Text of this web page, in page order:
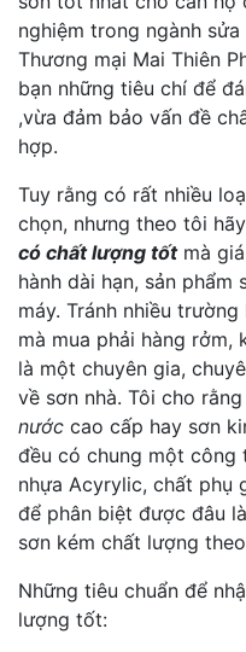
nghiệm trong ngành
Thương mại Mai Thiên
bạn những tiêu chí để
,vừa đảm bảo vấn đề
hợp.
Tuy rằng có rất nhiều
chọn, nhưng theo tôi
có chất lượng tốtmà giá
hành dài hạn, sản phẩm
máy. Tránh nhiều trường
mà mua phải hàng rởm,
là một chuyên gia,
về sơn nhà. Tôi cho
nước cao cấp hay sơn
đều có chung một công
nhựa Acyrylic, chất phụ
để phân biệt được đâu là
sơn kém chất lượng
Những tiêu chuẩn để
lượng tốt: